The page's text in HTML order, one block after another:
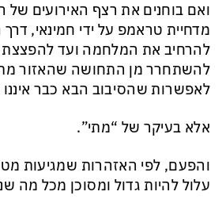
ואם בוחנים את רצף האירועים של
מדחיית טראמפ על ידי חמינאי, דרך
להרחיב את המלחמה ועד
להשתחרר מן התחושה שהאזור
לאפשרות שהסיבוב הבא כבר
אלא בעיקר של “מתי”.
והפעם, לפי האזהרות שמגיעות
עלול להיות גדול ומסוכן מכל מה